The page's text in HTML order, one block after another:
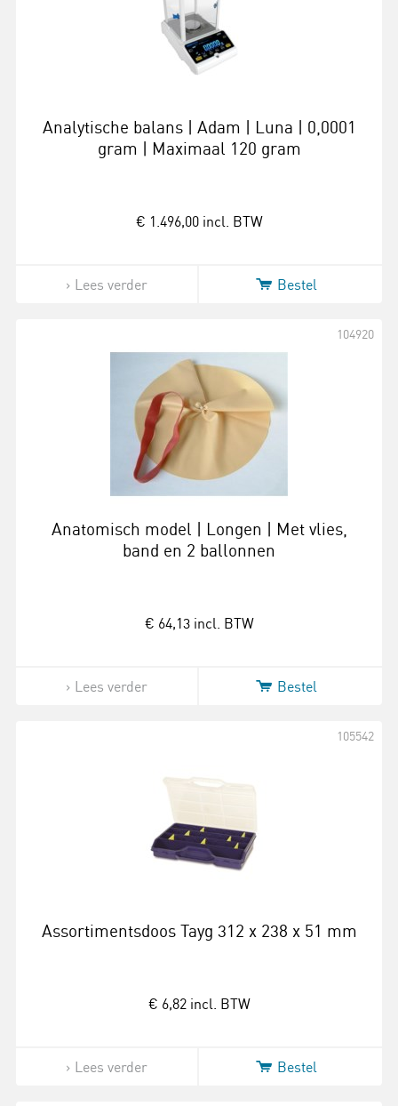
Analytische balans | Adam | Luna | 0,0001
gram | Maximaal 120 gram
€ 1.496,00 incl. BTW
Lees verder Bestel
Anatomisch model | Longen | Met vlies,
band en 2 ballonnen
104920
€ 64,13 incl. BTW
Lees verder Bestel
Assortimentsdoos Tayg 312 x 238 x 51 mm
105542
€ 6,82 incl. BTW
Lees verder Bestel